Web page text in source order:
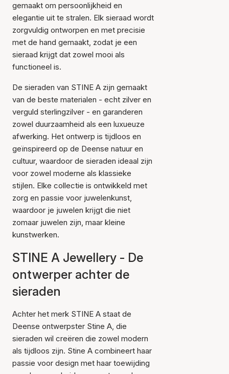
gemaakt om persoonlijkheid en
elegantie uit te stralen. Elk sieraad wordt
zorgvuldig ontworpen en met precisie
met de hand gemaakt, zodat je een
sieraad krijgt dat zowel mooi als
functioneel is.
De sieraden van STINE A zijn gemaakt
van de beste materialen - echt zilver en
verguld sterlingzilver - en garanderen
zowel duurzaamheid als een luxueuze
afwerking. Het ontwerp is tijdloos en
geïnspireerd op de Deense natuur en
cultuur, waardoor de sieraden ideaal zijn
voor zowel moderne als klassieke
stijlen. Elke collectie is ontwikkeld met
zorg en passie voor juwelenkunst,
waardoor je juwelen krijgt die niet
zomaar juwelen zijn, maar kleine
kunstwerken.
STINE A Jewellery - De
ontwerper achter de
sieraden
Achter het merk STINE A staat de
Deense ontwerpster Stine A, die
sieraden wil creëren die zowel modern
als tijdloos zijn. Stine A combineert haar
passie voor design met haar toewijding